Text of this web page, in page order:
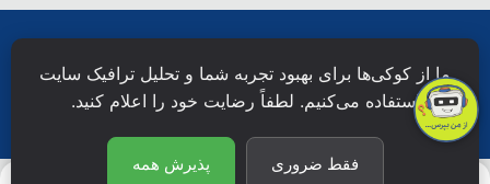
دانش نویان محفوظ است.
ما از کوکی‌ها برای بهبود تجربه شما و تحلیل ترافیک سایت
استفاده می‌کنیم. لطفاً رضایت خود را اعلام کنید.
فقط ضروری پذیرش همه